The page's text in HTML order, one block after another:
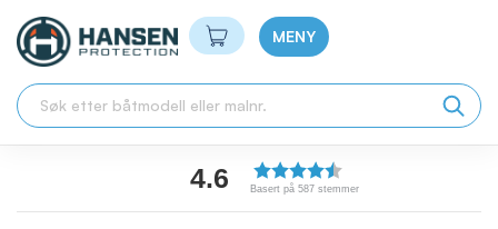
Min handlekurv
MENY
4.6 Basert på 587 stemmer